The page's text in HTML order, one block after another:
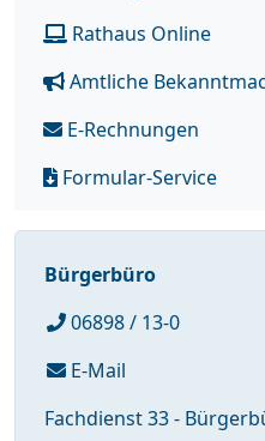
Rathaus Online
Amtliche
E-Rechnungen
Formular-Service
Bürgerbüro
06898 / 13-0
E-Mail
Fachdienst 33 -